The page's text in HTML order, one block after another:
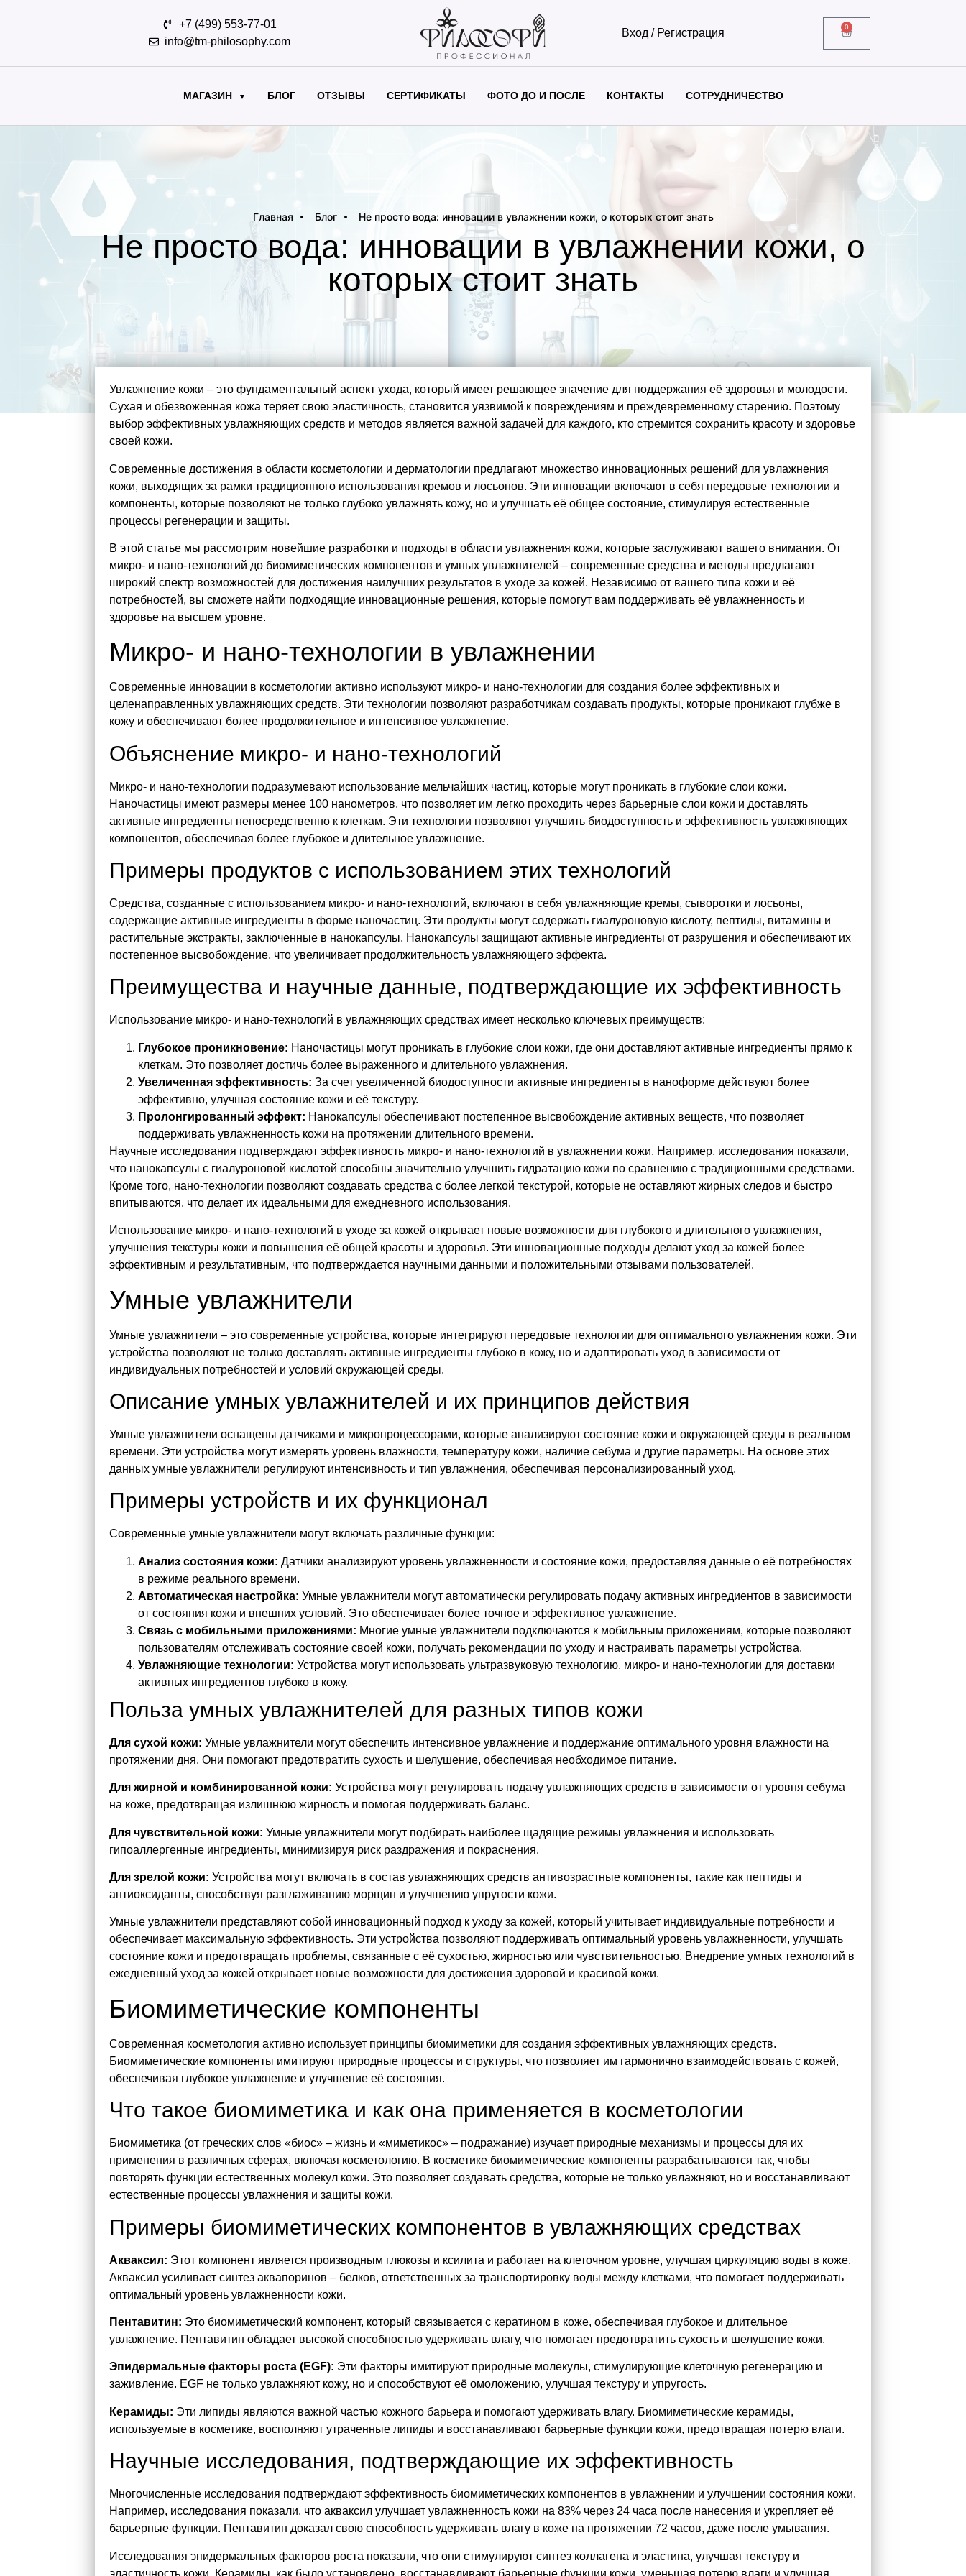
+7 (499) 553-77-01
info@tm-philosophy.com
Вход / Регистрация 0
МАГАЗИН ▼ БЛОГ ОТЗЫВЫ СЕРТИФИКАТЫ ФОТО ДО И ПОСЛЕ КОНТАКТЫ СОТРУДНИЧЕСТВО
Главная Блог Не просто вода: инновации в увлажнении кожи, о которых стоит знать
Не просто вода: инновации в увлажнении кожи, о
которых стоит знать
Увлажнение кожи – это фундаментальный аспект ухода, который имеет решающее значение для поддержания её здоровья и молодости.
Сухая и обезвоженная кожа теряет свою эластичность, становится уязвимой к повреждениям и преждевременному старению. Поэтому
выбор эффективных увлажняющих средств и методов является важной задачей для каждого, кто стремится сохранить красоту и здоровье
своей кожи.
Современные достижения в области косметологии и дерматологии предлагают множество инновационных решений для увлажнения
кожи, выходящих за рамки традиционного использования кремов и лосьонов. Эти инновации включают в себя передовые технологии и
компоненты, которые позволяют не только глубоко увлажнять кожу, но и улучшать её общее состояние, стимулируя естественные
процессы регенерации и защиты.
В этой статье мы рассмотрим новейшие разработки и подходы в области увлажнения кожи, которые заслуживают вашего внимания. От
микро- и нано-технологий до биомиметических компонентов и умных увлажнителей – современные средства и методы предлагают
широкий спектр возможностей для достижения наилучших результатов в уходе за кожей. Независимо от вашего типа кожи и её
потребностей, вы сможете найти подходящие инновационные решения, которые помогут вам поддерживать её увлажненность и
здоровье на высшем уровне.
Микро- и нано-технологии в увлажнении
Современные инновации в косметологии активно используют микро- и нано-технологии для создания более эффективных и
целенаправленных увлажняющих средств. Эти технологии позволяют разработчикам создавать продукты, которые проникают глубже в
кожу и обеспечивают более продолжительное и интенсивное увлажнение.
Объяснение микро- и нано-технологий
Микро- и нано-технологии подразумевают использование мельчайших частиц, которые могут проникать в глубокие слои кожи.
Наночастицы имеют размеры менее 100 нанометров, что позволяет им легко проходить через барьерные слои кожи и доставлять
активные ингредиенты непосредственно к клеткам. Эти технологии позволяют улучшить биодоступность и эффективность увлажняющих
компонентов, обеспечивая более глубокое и длительное увлажнение.
Примеры продуктов с использованием этих технологий
Средства, созданные с использованием микро- и нано-технологий, включают в себя увлажняющие кремы, сыворотки и лосьоны,
содержащие активные ингредиенты в форме наночастиц. Эти продукты могут содержать гиалуроновую кислоту, пептиды, витамины и
растительные экстракты, заключенные в нанокапсулы. Нанокапсулы защищают активные ингредиенты от разрушения и обеспечивают их
постепенное высвобождение, что увеличивает продолжительность увлажняющего эффекта.
Преимущества и научные данные, подтверждающие их эффективность
Использование микро- и нано-технологий в увлажняющих средствах имеет несколько ключевых преимуществ:
Глубокое проникновение: Наночастицы могут проникать в глубокие слои кожи, где они доставляют активные ингредиенты прямо к
клеткам. Это позволяет достичь более выраженного и длительного увлажнения.
Увеличенная эффективность: За счет увеличенной биодоступности активные ингредиенты в наноформе действуют более
эффективно, улучшая состояние кожи и её текстуру.
Пролонгированный эффект: Нанокапсулы обеспечивают постепенное высвобождение активных веществ, что позволяет
поддерживать увлажненность кожи на протяжении длительного времени.
Научные исследования подтверждают эффективность микро- и нано-технологий в увлажнении кожи. Например, исследования показали,
что нанокапсулы с гиалуроновой кислотой способны значительно улучшить гидратацию кожи по сравнению с традиционными средствами.
Кроме того, нано-технологии позволяют создавать средства с более легкой текстурой, которые не оставляют жирных следов и быстро
впитываются, что делает их идеальными для ежедневного использования.
Использование микро- и нано-технологий в уходе за кожей открывает новые возможности для глубокого и длительного увлажнения,
улучшения текстуры кожи и повышения её общей красоты и здоровья. Эти инновационные подходы делают уход за кожей более
эффективным и результативным, что подтверждается научными данными и положительными отзывами пользователей.
Умные увлажнители
Умные увлажнители – это современные устройства, которые интегрируют передовые технологии для оптимального увлажнения кожи. Эти
устройства позволяют не только доставлять активные ингредиенты глубоко в кожу, но и адаптировать уход в зависимости от
индивидуальных потребностей и условий окружающей среды.
Описание умных увлажнителей и их принципов действия
Умные увлажнители оснащены датчиками и микропроцессорами, которые анализируют состояние кожи и окружающей среды в реальном
времени. Эти устройства могут измерять уровень влажности, температуру кожи, наличие себума и другие параметры. На основе этих
данных умные увлажнители регулируют интенсивность и тип увлажнения, обеспечивая персонализированный уход.
Примеры устройств и их функционал
Современные умные увлажнители могут включать различные функции:
Анализ состояния кожи: Датчики анализируют уровень увлажненности и состояние кожи, предоставляя данные о её потребностях
в режиме реального времени.
Автоматическая настройка: Умные увлажнители могут автоматически регулировать подачу активных ингредиентов в зависимости
от состояния кожи и внешних условий. Это обеспечивает более точное и эффективное увлажнение.
Связь с мобильными приложениями: Многие умные увлажнители подключаются к мобильным приложениям, которые позволяют
пользователям отслеживать состояние своей кожи, получать рекомендации по уходу и настраивать параметры устройства.
Увлажняющие технологии: Устройства могут использовать ультразвуковую технологию, микро- и нано-технологии для доставки
активных ингредиентов глубоко в кожу.
Польза умных увлажнителей для разных типов кожи
Для сухой кожи: Умные увлажнители могут обеспечить интенсивное увлажнение и поддержание оптимального уровня влажности на
протяжении дня. Они помогают предотвратить сухость и шелушение, обеспечивая необходимое питание.
Для жирной и комбинированной кожи: Устройства могут регулировать подачу увлажняющих средств в зависимости от уровня себума
на коже, предотвращая излишнюю жирность и помогая поддерживать баланс.
Для чувствительной кожи: Умные увлажнители могут подбирать наиболее щадящие режимы увлажнения и использовать
гипоаллергенные ингредиенты, минимизируя риск раздражения и покраснения.
Для зрелой кожи: Устройства могут включать в состав увлажняющих средств антивозрастные компоненты, такие как пептиды и
антиоксиданты, способствуя разглаживанию морщин и улучшению упругости кожи.
Умные увлажнители представляют собой инновационный подход к уходу за кожей, который учитывает индивидуальные потребности и
обеспечивает максимальную эффективность. Эти устройства позволяют поддерживать оптимальный уровень увлажненности, улучшать
состояние кожи и предотвращать проблемы, связанные с её сухостью, жирностью или чувствительностью. Внедрение умных технологий в
ежедневный уход за кожей открывает новые возможности для достижения здоровой и красивой кожи.
Биомиметические компоненты
Современная косметология активно использует принципы биомиметики для создания эффективных увлажняющих средств.
Биомиметические компоненты имитируют природные процессы и структуры, что позволяет им гармонично взаимодействовать с кожей,
обеспечивая глубокое увлажнение и улучшение её состояния.
Что такое биомиметика и как она применяется в косметологии
Биомиметика (от греческих слов «биос» – жизнь и «миметикос» – подражание) изучает природные механизмы и процессы для их
применения в различных сферах, включая косметологию. В косметике биомиметические компоненты разрабатываются так, чтобы
повторять функции естественных молекул кожи. Это позволяет создавать средства, которые не только увлажняют, но и восстанавливают
естественные процессы увлажнения и защиты кожи.
Примеры биомиметических компонентов в увлажняющих средствах
Акваксил: Этот компонент является производным глюкозы и ксилита и работает на клеточном уровне, улучшая циркуляцию воды в коже.
Акваксил усиливает синтез аквапоринов – белков, ответственных за транспортировку воды между клетками, что помогает поддерживать
оптимальный уровень увлажненности кожи.
Пентавитин: Это биомиметический компонент, который связывается с кератином в коже, обеспечивая глубокое и длительное
увлажнение. Пентавитин обладает высокой способностью удерживать влагу, что помогает предотвратить сухость и шелушение кожи.
Эпидермальные факторы роста (EGF): Эти факторы имитируют природные молекулы, стимулирующие клеточную регенерацию и
заживление. EGF не только увлажняют кожу, но и способствуют её омоложению, улучшая текстуру и упругость.
Керамиды: Эти липиды являются важной частью кожного барьера и помогают удерживать влагу. Биомиметические керамиды,
используемые в косметике, восполняют утраченные липиды и восстанавливают барьерные функции кожи, предотвращая потерю влаги.
Научные исследования, подтверждающие их эффективность
Многочисленные исследования подтверждают эффективность биомиметических компонентов в увлажнении и улучшении состояния кожи.
Например, исследования показали, что акваксил улучшает увлажненность кожи на 83% через 24 часа после нанесения и укрепляет её
барьерные функции. Пентавитин доказал свою способность удерживать влагу в коже на протяжении 72 часов, даже после умывания.
Исследования эпидермальных факторов роста показали, что они стимулируют синтез коллагена и эластина, улучшая текстуру и
эластичность кожи. Керамиды, как было установлено, восстанавливают барьерные функции кожи, уменьшая потерю влаги и улучшая